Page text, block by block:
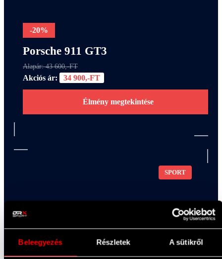
Beleegyezés Részletek A sütikről
-20%
Porsche 911 GT3
Alapár: 43 600,-FT
Akciós ár: 34 900,-FT
Élmény megtekintése
SPORT